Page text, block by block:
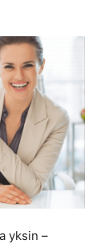
yksin –